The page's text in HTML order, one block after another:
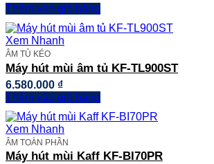
Thêm vào giỏ hàng
Xem Nhanh
ÂM TỦ KÉO
Máy hút mùi âm tủ KF-TL900ST
6.580.000 ₫
Thêm vào giỏ hàng
Xem Nhanh
ÂM TOÀN PHẦN
Máy hút mùi Kaff KF-BI70PR